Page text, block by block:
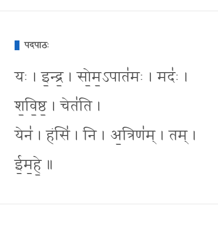
पदपाठः
यः । इ॒न्द्र॒ । सो॒म॒ऽपात॑मः । मदः॑ ।
श॒वि॒ष्ठ॒ । चेत॑ति ।
येन॑ । हंसि॑ । नि । अ॒त्रिण॑म् । तम् ।
ई॒म॒हे॒ ॥